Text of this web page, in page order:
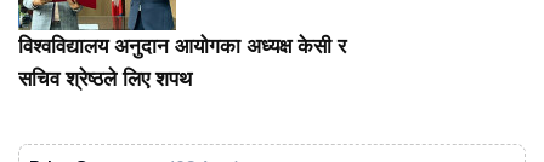
विश्वविद्यालय अनुदान आयोगका अध्यक्ष केसी र
सचिव श्रेष्ठले लिए शपथ